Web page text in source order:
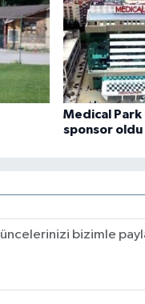
Medical Park
sponsor oldu